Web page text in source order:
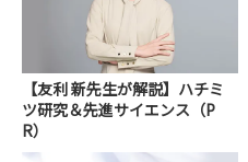
【友利 新先生が解説】ハチミ
ツ研究＆先進サイエンス（P
R）